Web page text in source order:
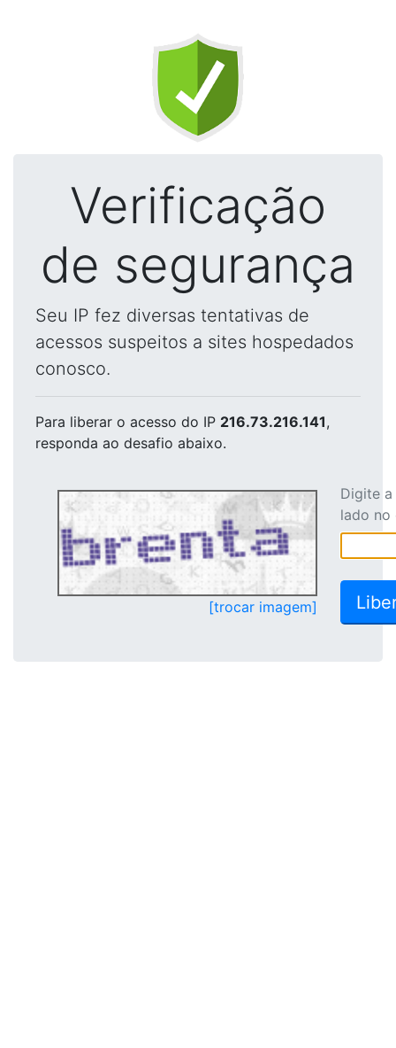
Verificação
de segurança
Seu IP fez diversas tentativas de
acessos suspeitos a sites hospedados
conosco.
Para liberar o acesso do IP 216.73.216.141,
responda ao desafio abaixo.
[trocar imagem]
Digite
lado no